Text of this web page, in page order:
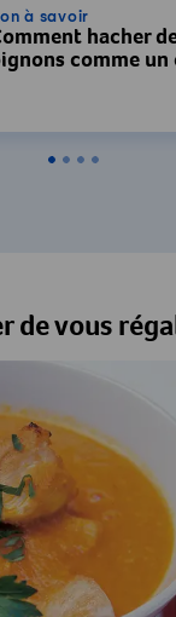
à savoir
hacher
comme un
de vous